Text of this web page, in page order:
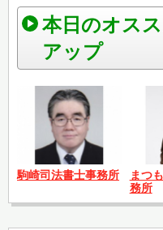
本日のオス
アップ
駒崎司法書士事務所
まつ
務所